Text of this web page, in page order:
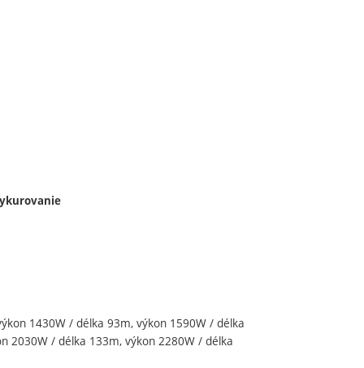
1430W / délka 93m, výkon 1590W / délka
2030W / délka 133m, výkon 2280W / délka